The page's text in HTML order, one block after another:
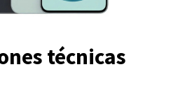
técnicas